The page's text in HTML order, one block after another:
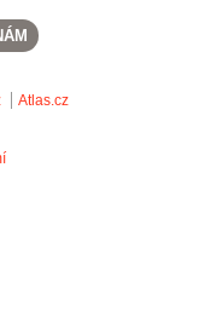
Atlas.cz